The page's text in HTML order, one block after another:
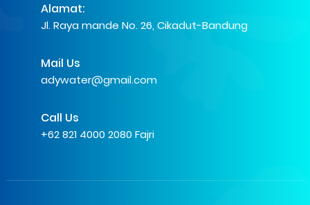
Alamat:
Jl. Raya mande No. 26, Cikadut-Bandung
Mail Us
adywater@gmail.com
Call Us
+62 821 4000 2080 Fajri